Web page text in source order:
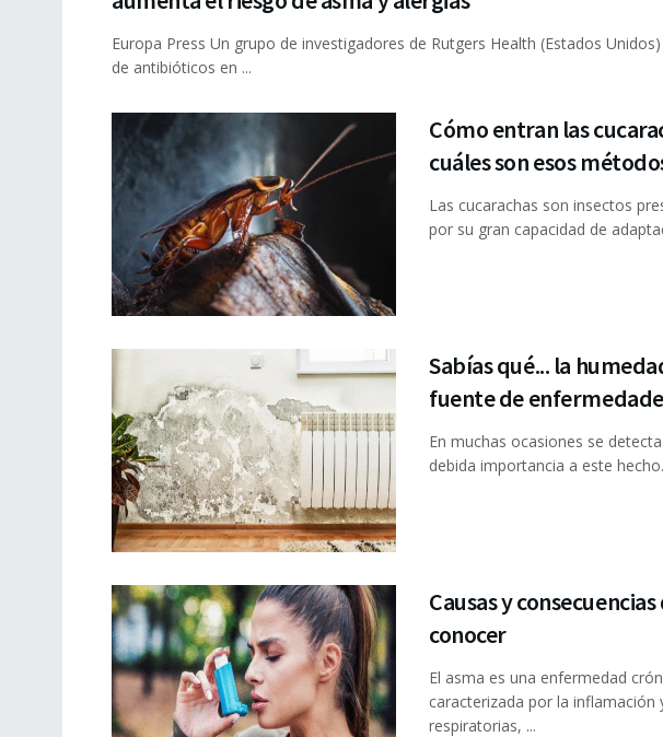
Europa Press Un grupo de investigadores de Rutgers Health (Estados
de antibióticos en ...
Cómo entran las
cuáles son esos
Las cucarachas son insectos
por su gran capacidad de
Sabías qué... la
fuente de
En muchas ocasiones se
debida importancia a este
Causas y
conocer
El asma es una enfermedad
caracterizada por la
respiratorias, ...